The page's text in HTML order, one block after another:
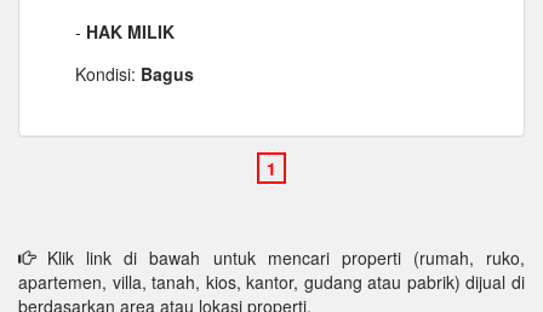
- HAK MILIK
Kondisi: Bagus
Klik link di bawah untuk mencari properti (rumah, ruko,
apartemen, villa, tanah, kios, kantor, gudang atau pabrik) dijual di
berdasarkan area atau lokasi properti.